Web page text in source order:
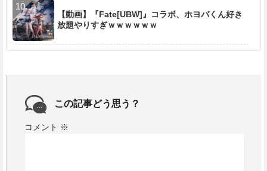
【動画】『Fate[UBW]』コラボ、ホヨバくん好き
放題やりすぎｗｗｗｗｗｗ
この記事どう思う？
コメント ※